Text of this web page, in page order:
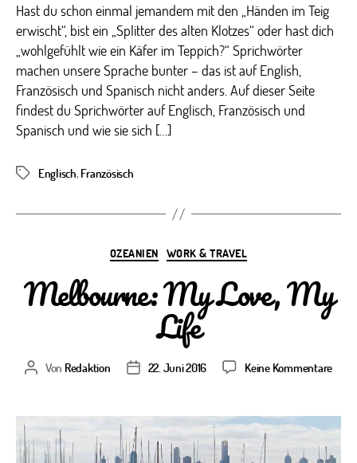
Hast du schon einmal jemandem mit den „Händen im Teig
erwischt“, bist ein „Splitter des alten Klotzes“ oder hast dich
„wohlgefühlt wie ein Käfer im Teppich?“ Sprichwörter
machen unsere Sprache bunter – das ist auf English,
Französisch und Spanisch nicht anders. Auf dieser Seite
findest du Sprichwörter auf Englisch, Französisch und
Spanisch und wie sie sich […]
Schlagwörter
Englisch, Französisch
Kategorien
OZEANIEN WORK & TRAVEL
Melbourne: My Love, My
Life
Beitragsautor
Von Redaktion Veröffentlichungsdatum
22. Juni 2016 Keine Kommentarezu
Love,
Life